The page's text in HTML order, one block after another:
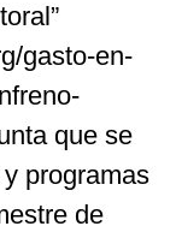
gasto-en-
que se
programas
de